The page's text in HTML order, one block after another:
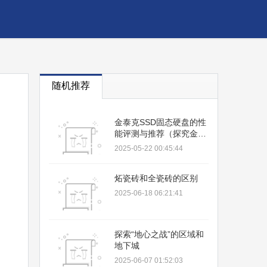
随机推荐
金泰克SSD固态硬盘的性
能评测与推荐（探究金泰
克SSD固态硬盘的出色表
2025-05-22 00:45:44
炻瓷砖和全瓷砖的区别
2025-06-18 06:21:41
探索“地心之战”的区域和
地下城
2025-06-07 01:52:03